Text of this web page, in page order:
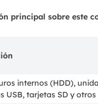
sobre este
internos (HDD),
USB, tarjetas SD y